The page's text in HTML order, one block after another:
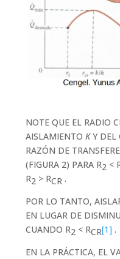
NOTE QUE EL RADIO
AISLAMIENTO K Y DEL
RAZÓN DE
(FIGURA 2) PARA R2 <
R2 > RCR .
POR LO TANTO,
EN LUGAR DE
CUANDO R2 < RCR[1] .
EN LA PRÁCTICA, EL